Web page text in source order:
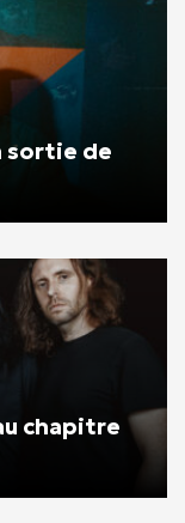
sortie de
chapitre